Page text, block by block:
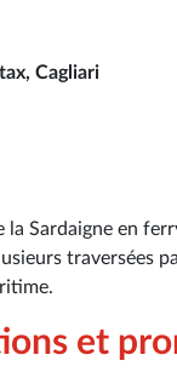
Cagliari
la Sardaigne en
traversées
et